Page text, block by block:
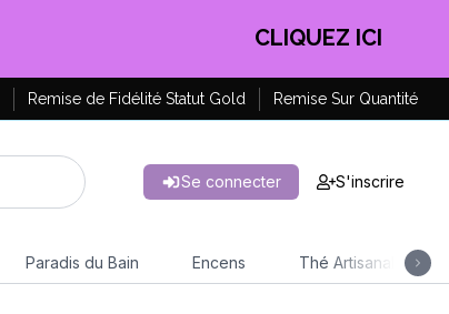
EN PROFITER !
Remise de Fidélité Statut Gold Remise Sur Quantité
Se connecter S'inscrire
Paradis du Bain Encens Thé Artisanal